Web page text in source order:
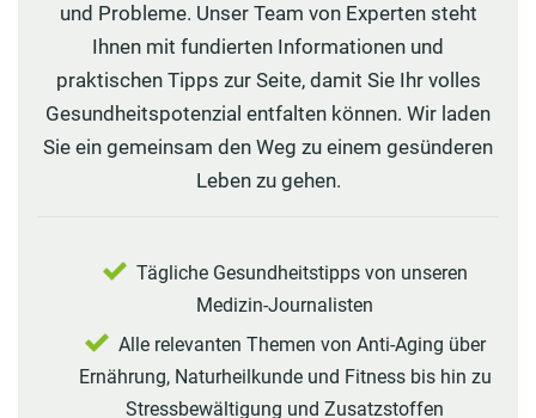
und Probleme. Unser Team von Experten steht
Ihnen mit fundierten Informationen und
praktischen Tipps zur Seite, damit Sie Ihr volles
Gesundheitspotenzial entfalten können. Wir laden
Sie ein gemeinsam den Weg zu einem gesünderen
Leben zu gehen.
Tägliche Gesundheitstipps von unseren
Medizin-Journalisten
Alle relevanten Themen von Anti-Aging über
Ernährung, Naturheilkunde und Fitness bis hin zu
Stressbewältigung und Zusatzstoffen